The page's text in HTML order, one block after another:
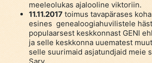
meeleolukas ajalooline viktoriin.
11.11.2017toimus tavapärases
esines genealoogiahuvilistele
populaarsest keskkonnast GENI
ja selle keskkonna uuematest
selle suurimaid asjatundjaid meie
Sarv.